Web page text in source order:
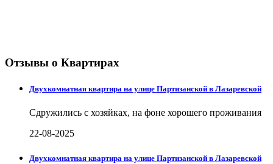
Отзывы о Квартирах
Двухкомнатная квартира на улице Партизанской в Лазаревской
Сдружились с хозяйках, на фоне хорошего проживания
22-08-2025
Двухкомнатная квартира на улице Партизанской в Лазаревской